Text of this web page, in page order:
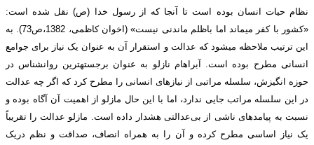
نظام حیات انسان بوده است تا آنجا که از رسول خدا (ص) نقل شده است:
«کشور با کفر می­ماند اما باظلم ماندنی نیست» (اخوان کاظمی، 1382،ص73). به
این ترتیب ملاحظه می­شود که عدالت و استقرار آن به عنوان یک نیاز برای جوامع
انسانی مطرح بوده است. آبراهام نازلو به عنوان برجسته­ترین روانشناس در
حوزه انگیزش، سلسله مراتبی از نیازهای انسانی را مطرح کرد که اگر چه عدالت
در این سلسله مراتب جایی ندارد، اما با این حال مازلو از اهمیت آن آگاه بوده و
نسبت به پیامدهای ناشی از بی‌عدالتی هشدار داده است. مازلو عدالت را تقریباً
یک نیاز اساسی مطرح کرده و آن را به همراه انصاف، صداقت و نظم دریک